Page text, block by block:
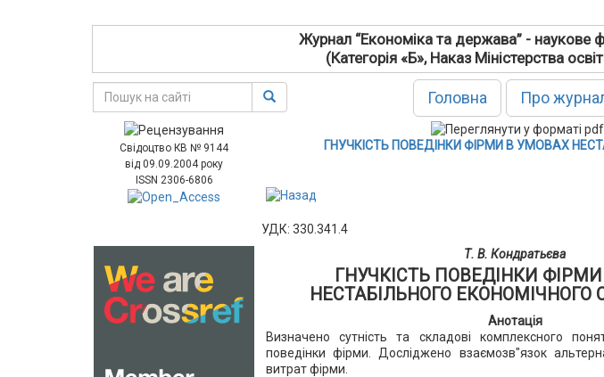
Журнал “Економіка та держава” - наукове
(Категорія «Б», Наказ Міністерства
Головна Про
Свідоцтво КВ № 9144
від 09.09.2004 року
ISSN 2306-6806
ГНУЧКІСТЬ ПОВЕДІНКИ ФІРМИ В УМОВАХ
УДК: 330.341.4
Т. В. Кондратьєва
ГНУЧКІСТЬ ПОВЕДІНКИ
НЕСТАБІЛЬНОГО
Анотація
Визначено сутність та складові комплексного
поведінки фірми. Досліджено взаємозв"язок
витрат фірми.